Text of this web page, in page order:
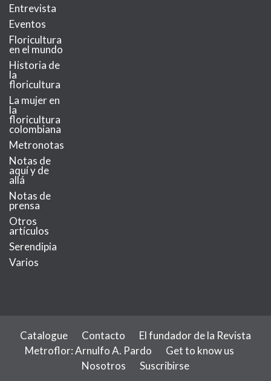
Entrevista
Eventos
Floricultura
en el mundo
Historia de
la
floricultura
La mujer en
la
floricultura
colombiana
Metronotas
Notas de
aquí y de
allá
Notas de
prensa
Otros
artículos
Serendipia
Varios
Catalogue Contacto
El fundador de la Revista
Metroflor: Arnulfo A. Pardo
Get to know us
Nosotros
Suscribirse